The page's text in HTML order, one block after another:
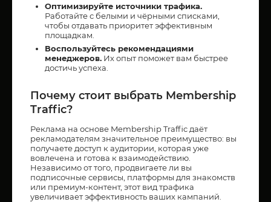
Оптимизируйте источники трафика.
Работайте с белыми и чёрными списками,
чтобы отдавать приоритет эффективным
площадкам.
Воспользуйтесь рекомендациями
менеджеров. Их опыт поможет вам быстрее
достичь успеха.
Почему стоит выбрать Membership
Traffic?
Реклама на основе Membership Traffic даёт
рекламодателям значительное преимущество: вы
получаете доступ к аудитории, которая уже
вовлечена и готова к взаимодействию.
Независимо от того, продвигаете ли вы
подписочные сервисы, платформы для знакомств
или премиум-контент, этот вид трафика
увеличивает эффективность ваших кампаний.